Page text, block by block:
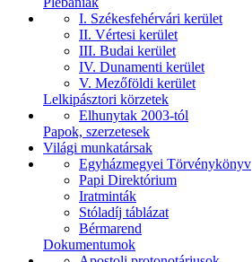
I. Székesfehérvári kerület
II. Vértesi kerület
III. Budai kerület
IV. Dunamenti kerület
V. Mezőföldi kerület
Lelkipásztori körzetek
Elhunytak 2003-tól
Papok, szerzetesek
Világi munkatársak
Egyházmegyei Törvénykönyv
Papi Direktórium
Iratminták
Stóladíj táblázat
Bérmarend
Dokumentumok